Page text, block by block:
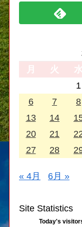
月
火 水
1
6
7 8
13
14
20
21
27
28
« 4月 6月 »
Site Statistics
Today's